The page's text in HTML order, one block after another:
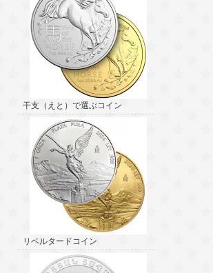
干支（えと）で選ぶコイン
リベルタードコイン